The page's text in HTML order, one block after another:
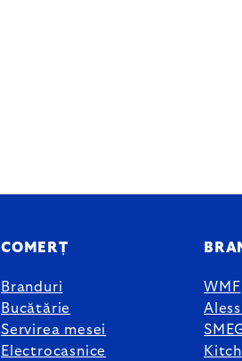
COMERȚ
Branduri
Bucătărie
Servirea mesei
Electrocasnice
WMF